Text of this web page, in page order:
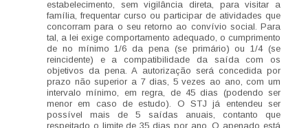
estabelecimento, sem vigilância direta, para visitar a
família, frequentar curso ou participar de atividades que
concorram para o seu retorno ao convívio social. Para
tal, a lei exige comportamento adequado, o cumprimento
de no mínimo 1/6 da pena (se primário) ou 1/4 (se
reincidente) e a compatibilidade da saída com os
objetivos da pena. A autorização será concedida por
prazo não superior a 7 dias, 5 vezes ao ano, com um
intervalo mínimo, em regra, de 45 dias (podendo ser
menor em caso de estudo). O STJ já entendeu ser
possível mais de 5 saídas anuais, contanto que
respeitado o limite de 35 dias por ano. O apenado está